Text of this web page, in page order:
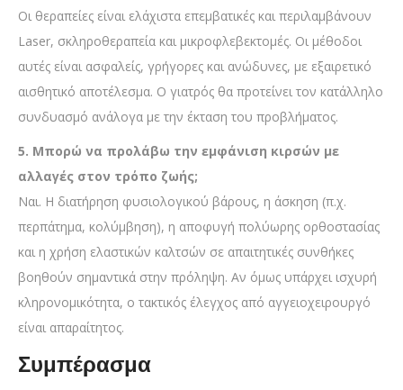
Οι θεραπείες είναι ελάχιστα επεμβατικές και περιλαμβάνουν
Laser, σκληροθεραπεία και μικροφλεβεκτομές. Οι μέθοδοι
αυτές είναι ασφαλείς, γρήγορες και ανώδυνες, με εξαιρετικό
αισθητικό αποτέλεσμα. Ο γιατρός θα προτείνει τον κατάλληλο
συνδυασμό ανάλογα με την έκταση του προβλήματος.
5. Μπορώ να προλάβω την εμφάνιση κιρσών με
αλλαγές στον τρόπο ζωής;
Ναι. Η διατήρηση φυσιολογικού βάρους, η άσκηση (π.χ.
περπάτημα, κολύμβηση), η αποφυγή πολύωρης ορθοστασίας
και η χρήση ελαστικών καλτσών σε απαιτητικές συνθήκες
βοηθούν σημαντικά στην πρόληψη. Αν όμως υπάρχει ισχυρή
κληρονομικότητα, ο τακτικός έλεγχος από αγγειοχειρουργό
είναι απαραίτητος.
Συμπέρασμα